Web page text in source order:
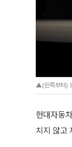
▲(왼쪽부터)
현대자동
치지 않고